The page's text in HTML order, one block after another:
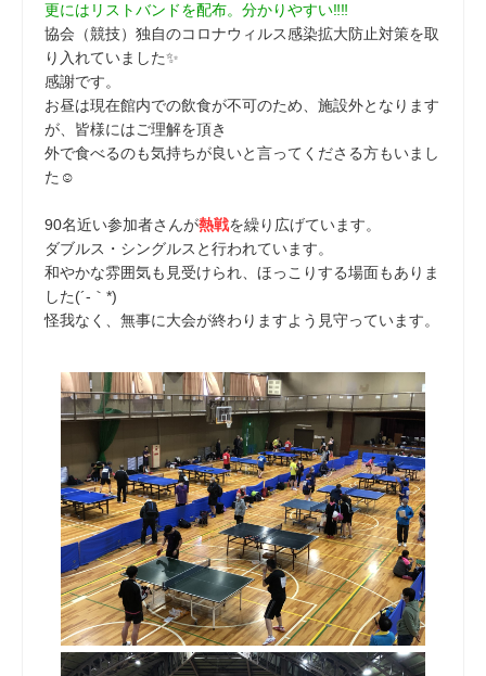
更にはリストバンドを配布。分かりやすい‼‼
協会（競技）独自のコロナウィルス感染拡大防止対策を取
り入れていました✨
感謝です。
お昼は現在館内での飲食が不可のため、施設外となります
が、皆様にはご理解を頂き
外で食べるのも気持ちが良いと言ってくださる方もいまし
た☺
90名近い参加者さんが熱戦を繰り広げています。
ダブルス・シングルスと行われています。
和やかな雰囲気も見受けられ、ほっこりする場面もありま
した(´-｀*)
怪我なく、無事に大会が終わりますよう見守っています。